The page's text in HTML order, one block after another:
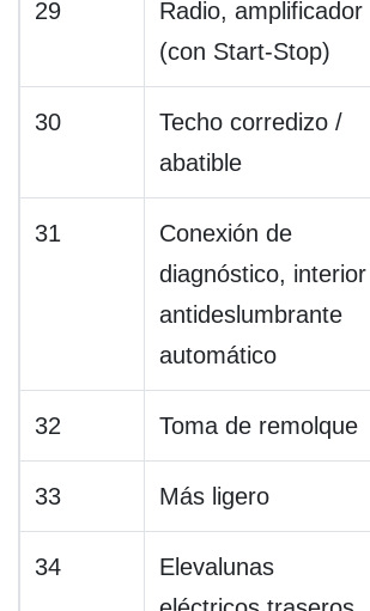
29
Radio, amplificador
(con Start-Stop)
30
Techo corredizo /
abatible
31
Conexión de
diagnóstico, interior
antideslumbrante
automático
32 Toma de remolque
33 Más ligero
34
Elevalunas